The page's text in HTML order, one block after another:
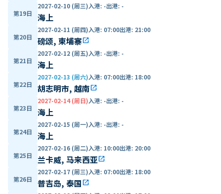
第19日
2027-02-10 (周三)入港: -出港: -
海上
第20日
2027-02-11 (周四)入港: 07:00出港: 21:00
磅颂, 柬埔寨open_in_new
第21日
2027-02-12 (周五)入港: -出港: -
海上
第22日
2027-02-13 (周六)入港: 07:00出港: 18:00
胡志明市, 越南open_in_new
第23日
2027-02-14 (周日)入港: -出港: -
海上
第24日
2027-02-15 (周一)入港: -出港: -
海上
第25日
2027-02-16 (周二)入港: 10:00出港: 20:00
兰卡威, 马来西亚open_in_new
第26日
2027-02-17 (周三)入港: 07:00出港: 18:00
普吉岛, 泰国open_in_new